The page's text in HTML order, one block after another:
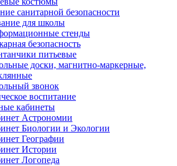
санитарной безопасности
для школы
стенды
безопасность
питьевые
доски, магнитно-маркерные,
звонок
воспитание
кабинеты
Астрономии
Биологии и Экологии
Географии
Истории
Логопеда